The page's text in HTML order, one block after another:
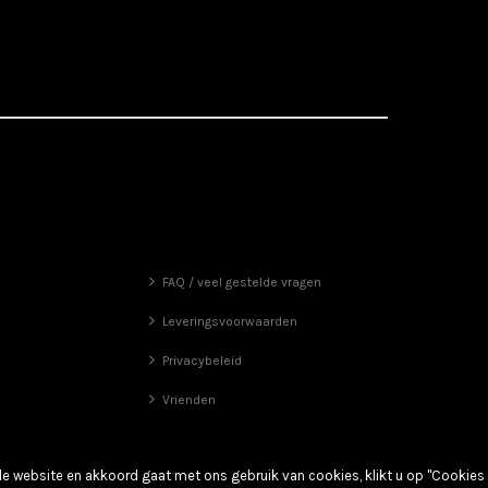
FAQ / veel gestelde vragen
Leveringsvoorwaarden
Privacybeleid
Vrienden
website en akkoord gaat met ons gebruik van cookies, klikt u op "Cookies